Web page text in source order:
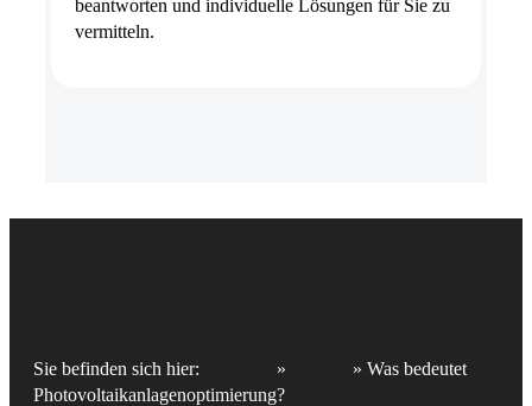
beantworten und individuelle Lösungen für Sie zu
vermitteln.
Sie befinden sich hier: » » Was bedeutet
Photovoltaikanlagenoptimierung?